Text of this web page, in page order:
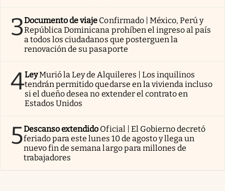
3Documento de viaje Confirmado | México, Perú y
República Dominicana prohíben el ingreso al país
a todos los ciudadanos que posterguen la
renovación de su pasaporte
4LeyMurió la Ley de Alquileres | Los inquilinos
tendrán permitido quedarse en la vivienda incluso
si el dueño desea no extender el contrato en
Estados Unidos
5Descanso extendido Oficial | El Gobierno decretó
feriado para este lunes 10 de agosto y llega un
nuevo fin de semana largo para millones de
trabajadores